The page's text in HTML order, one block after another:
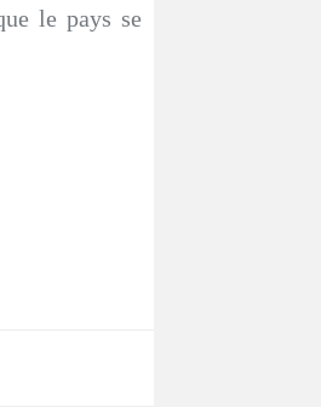
le pays se